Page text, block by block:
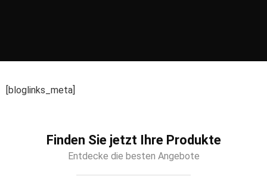
[bloglinks_meta]
Finden Sie jetzt Ihre Produkte
Entdecke die besten Angebote